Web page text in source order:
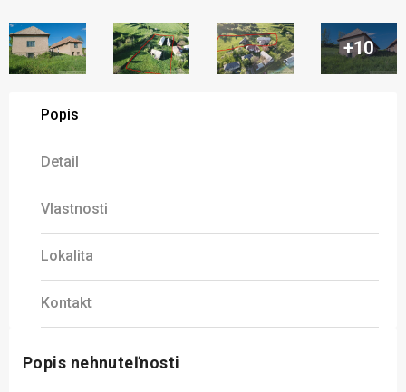
+10
Popis
Detail
Vlastnosti
Lokalita
Kontakt
Popis nehnuteľnosti